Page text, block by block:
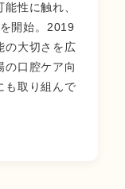
性に触れ、
開始。2019
の大切さを広
の口腔ケア向
も取り組んで